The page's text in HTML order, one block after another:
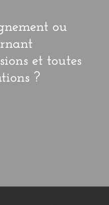
ou
et toutes
?